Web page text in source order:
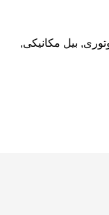
, بیل مکانیکی,